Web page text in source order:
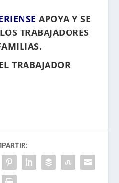
APOYA Y SE
TRABAJADORES
TRABAJADOR